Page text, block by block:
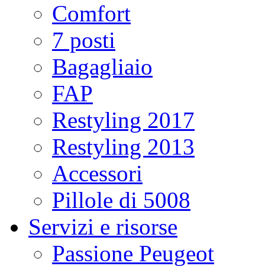
Comfort
7 posti
Bagagliaio
FAP
Restyling 2017
Restyling 2013
Accessori
Pillole di 5008
Servizi e risorse
Passione Peugeot